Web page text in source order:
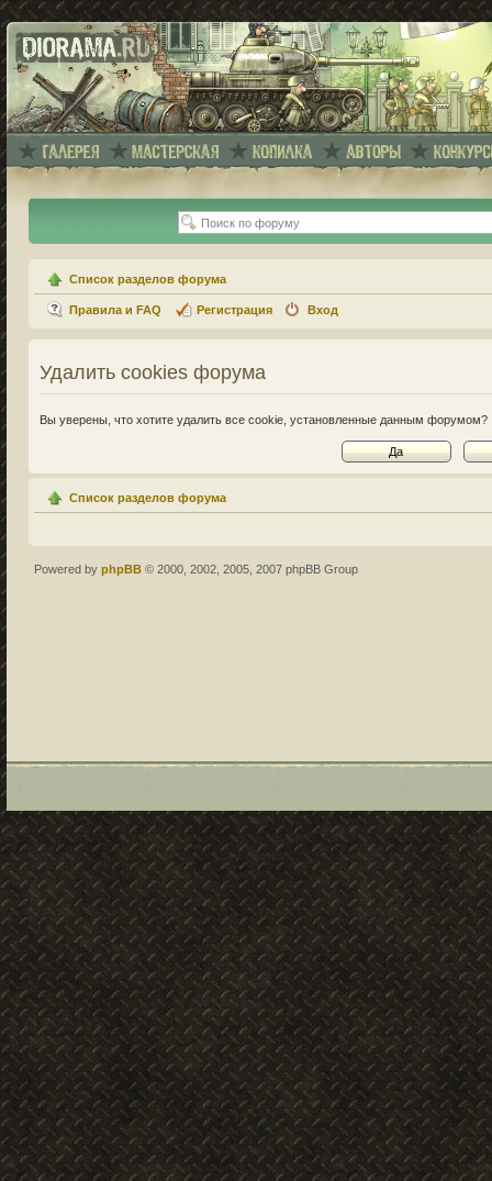
Список разделов форума
Правила и FAQ Регистрация Вход
Удалить cookies форума
Вы уверены, что хотите удалить все cookie, установленные данным форумом?
Список разделов форума
Powered by phpBB © 2000, 2002, 2005, 2007 phpBB Group